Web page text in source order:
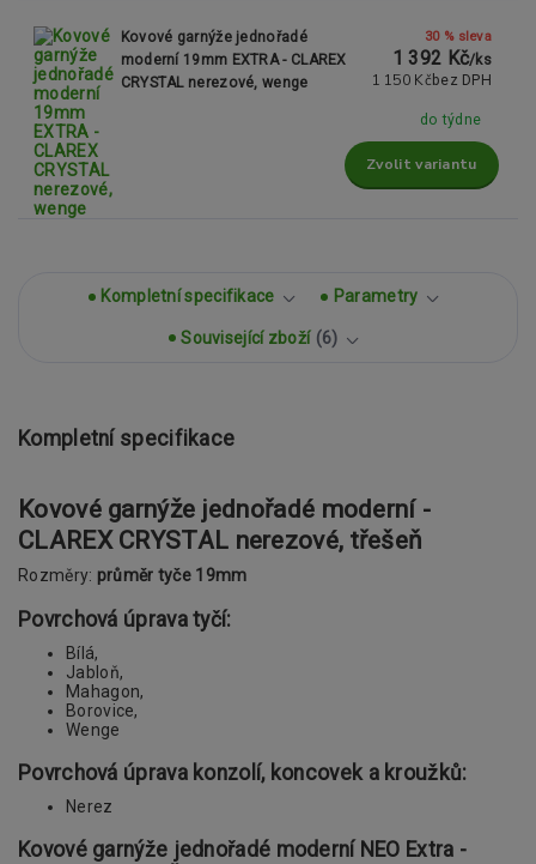
Kovové garnýže jednořadé
moderní 19mm EXTRA - CLAREX
CRYSTAL nerezové, wenge
30 % sleva
1 392 Kč/ks
1 150 Kč bez DPH
do týdne
Zvolit variantu
Kompletní specifikace Parametry
Související zboží 6
Kompletní specifikace
Kovové garnýže jednořadé moderní -
CLAREX CRYSTAL nerezové, třešeň
Rozměry: průměr tyče 19mm
Povrchová úprava tyčí:
Bílá,
Jabloň,
Mahagon,
Borovice,
Wenge
Povrchová úprava konzolí, koncovek a kroužků:
Nerez
Kovové garnýže jednořadé moderní NEO Extra -